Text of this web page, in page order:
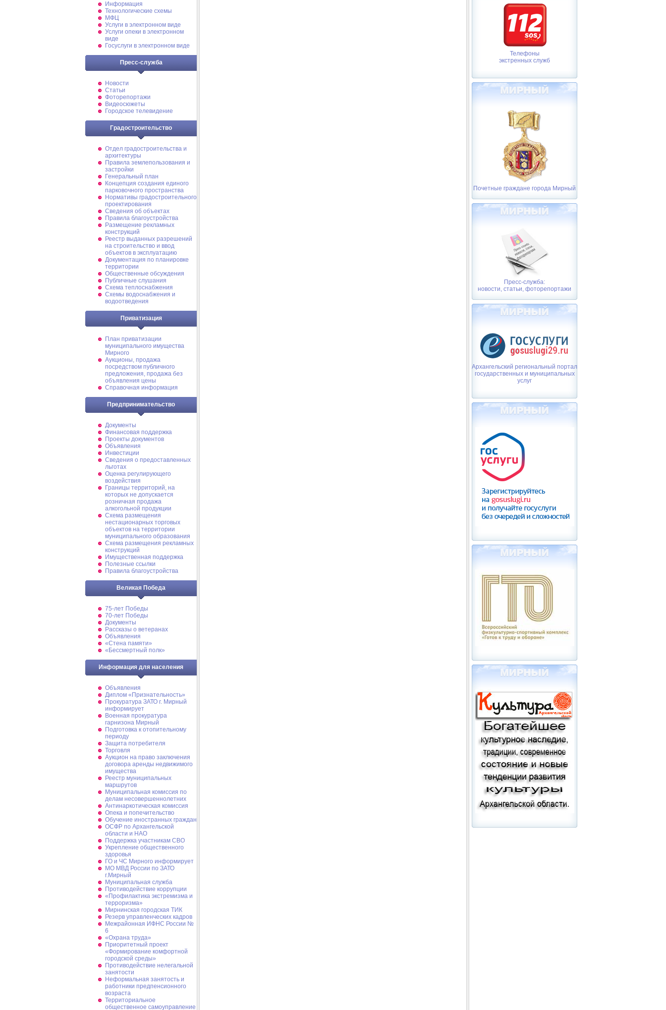
Информация
Технологические схемы
МФЦ
Услуги в электронном виде
Услуги опеки в электронном
виде
Госуслуги в электронном виде
Пресс-служба
Новости
Статьи
Фоторепортажи
Видеосюжеты
Городское телевидение
Градостроительство
Отдел градостроительства и
архитектуры
Правила землепользования и
застройки
Генеральный план
Концепция создания единого
парковочного пространства
Нормативы градостроительного
проектирования
Сведения об объектах
Правила благоустройства
Размещение рекламных
конструкций
Реестр выданных разрешений
на строительство и ввод
объектов в эксплуатацию
Документация по планировке
территории
Общественные обсуждения
Публичные слушания
Схема теплоснабжения
Схемы водоснабжения и
водоотведения
Приватизация
План приватизации
муниципального имущества
Мирного
Аукционы, продажа
посредством публичного
предложения, продажа без
объявления цены
Справочная информация
Предпринимательство
Документы
Финансовая поддержка
Проекты документов
Объявления
Инвестиции
Сведения о предоставленных
льготах
Оценка регулирующего
воздействия
Границы территорий, на
которых не допускается
розничная продажа
алкогольной продукции
Схема размещения
нестационарных торговых
объектов на территории
муниципального образования
Схема размещения рекламных
конструкций
Имущественная поддержка
Полезные ссылки
Правила благоустройства
Великая Победа
75-лет Победы
70-лет Победы
Документы
Рассказы о ветеранах
Объявления
«Стена памяти»
«Бессмертный полк»
Информация для населения
Объявления
Диплом «Признательность»
Прокуратура ЗАТО г. Мирный
информирует
Военная прокуратура
гарнизона Мирный
Подготовка к отопительному
периоду
Защита потребителя
Торговля
Аукцион на право заключения
договора аренды недвижимого
имущества
Реестр муниципальных
маршрутов
Муниципальная комиссия по
делам несовершеннолетних
Антинаркотическая комиссия
Опека и попечительство
Обучение иностранных граждан
ОСФР по Архангельской
области и НАО
Поддержка участникам СВО
Укрепление общественного
здоровья
ГО и ЧС Мирного информирует
МО МВД России по ЗАТО
г.Мирный
Муниципальная cлужба
Противодействие коррупции
«Профилактика экстремизма и
терроризма»
Мирнинская городская ТИК
Резерв управленческих кадров
Межрайонная ИФНС России №
6
«Охрана труда»
Приоритетный проект
«Формирование комфортной
городской среды»
Противодействие нелегальной
занятости
Неформальная занятость и
работники предпенсионного
возраста
Территориальное
общественное самоуправление
Телефоны
экстренных служб
Почетные граждане города Мирный
Пресс-служба:
новости, статьи, фоторепортажи
Архангельский региональный портал
государственных и муниципальных
услуг